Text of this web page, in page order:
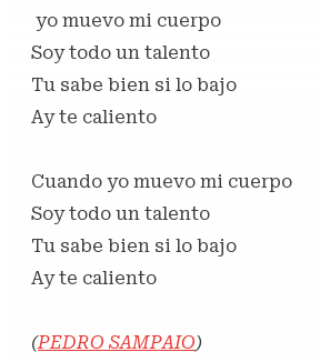
yo muevo mi cuerpo
Soy todo un talento
Tu sabe bien si lo bajo
Ay te caliento
Cuando yo muevo mi cuerpo
Soy todo un talento
Tu sabe bien si lo bajo
Ay te caliento
(PEDRO SAMPAIO)